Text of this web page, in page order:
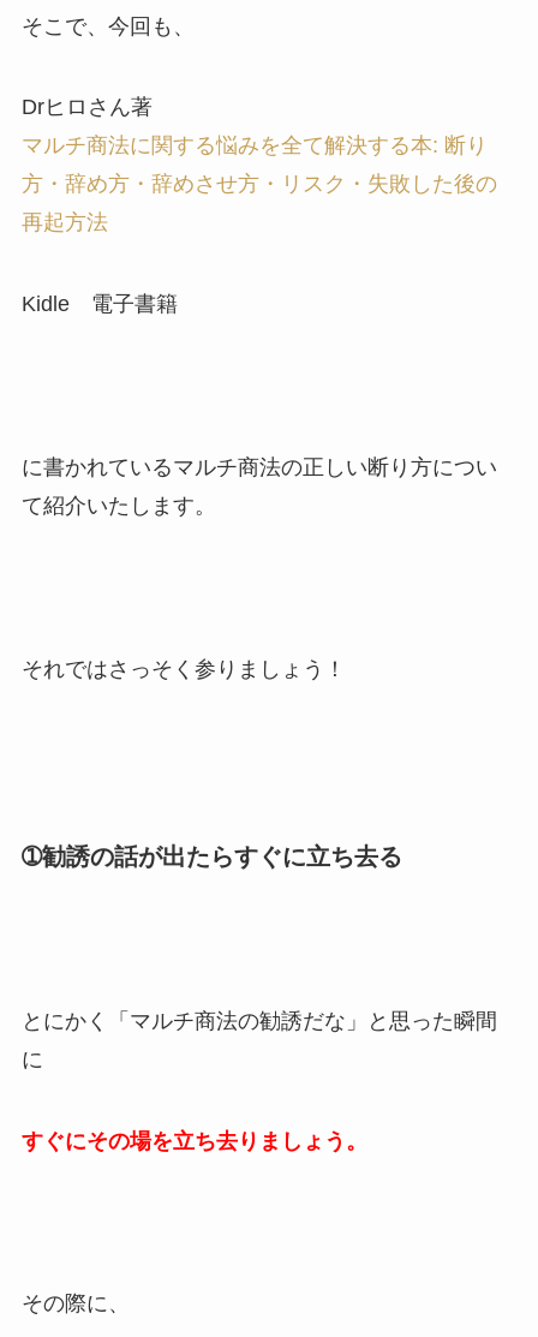
そこで、今回も、
Drヒロさん著
マルチ商法に関する悩みを全て解決する本: 断り
方・辞め方・辞めさせ方・リスク・失敗した後の
再起方法
Kidle 電子書籍
に書かれているマルチ商法の正しい断り方につい
て紹介いたします。
それではさっそく参りましょう！
➀勧誘の話が出たらすぐに立ち去る
とにかく「マルチ商法の勧誘だな」と思った瞬間
に
すぐにその場を立ち去りましょう。
その際に、